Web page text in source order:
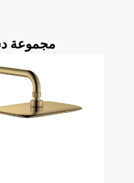
مجموعة